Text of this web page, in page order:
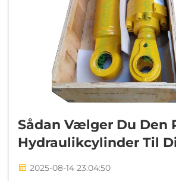
Sådan Vælger Du Den
Hydraulikcylinder Til
2025-08-14 23:04:50